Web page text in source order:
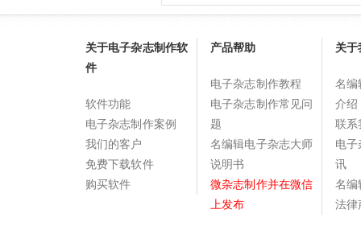
关于电子杂志制作软
件
软件功能
电子杂志制作案例
我们的客户
免费下载软件
购买软件
产品帮助
电子杂志制作教程
电子杂志制作常见问
题
名编辑电子杂志大师
说明书
微杂志制作并在微信
上发布
关于
名编
介绍
联系
电子
讯
名编
法律